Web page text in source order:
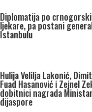
Diplomatija po
ljekare, pa postani
Istanbulu
Hulija Velilja Lakonić,
Fuad Hasanović i Zejnel
dobitnici nagrada
dijaspore